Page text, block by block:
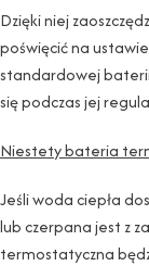
Dzięki niej
poświęcić na
standardowej
się podczas jej
Niestety bateria
Jeśli woda ciepła
lub czerpana jest z
termostatyczna